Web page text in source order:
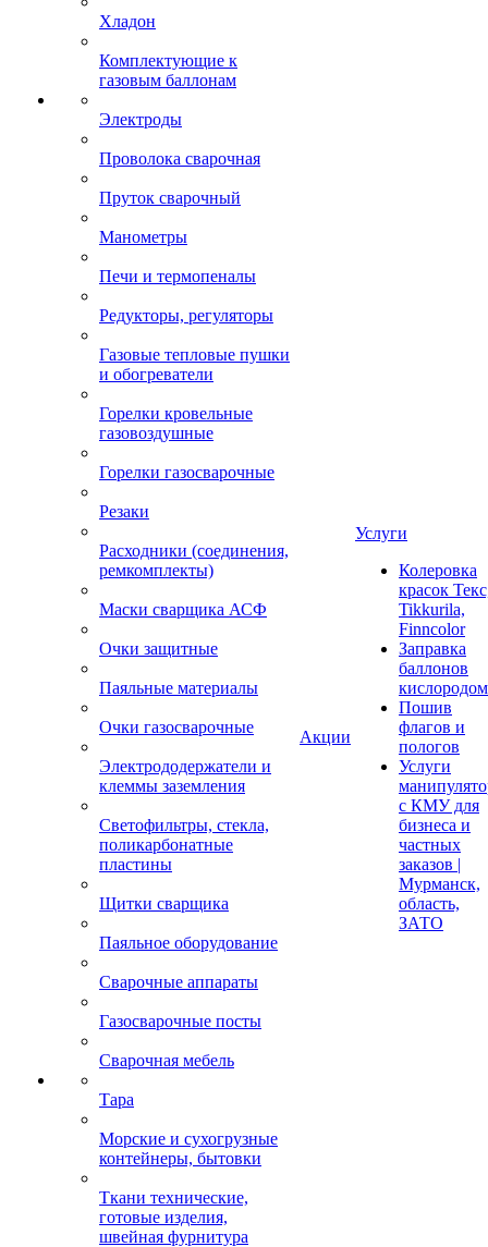
Хладон
Комплектующие к
газовым баллонам
Электроды
Проволока сварочная
Пруток сварочный
Манометры
Печи и термопеналы
Редукторы, регуляторы
Газовые тепловые пушки
и обогреватели
Горелки кровельные
газовоздушные
Горелки газосварочные
Резаки
Расходники (соединения,
ремкомплекты)
Маски сварщика АСФ
Очки защитные
Паяльные материалы
Очки газосварочные
Электрододержатели и
клеммы заземления
Светофильтры, стекла,
поликарбонатные
пластины
Щитки сварщика
Паяльное оборудование
Сварочные аппараты
Газосварочные посты
Сварочная мебель
Тара
Морские и сухогрузные
контейнеры, бытовки
Ткани технические,
готовые изделия,
швейная фурнитура
Акции
Услуги
Колеровка
красок
Tikkurila,
Finncolor
Заправка
баллонов
кислородом
Пошив
флагов и
пологов
Услуги
с КМУ для
бизнеса и
частных
заказов |
Мурманск,
область,
ЗАТО